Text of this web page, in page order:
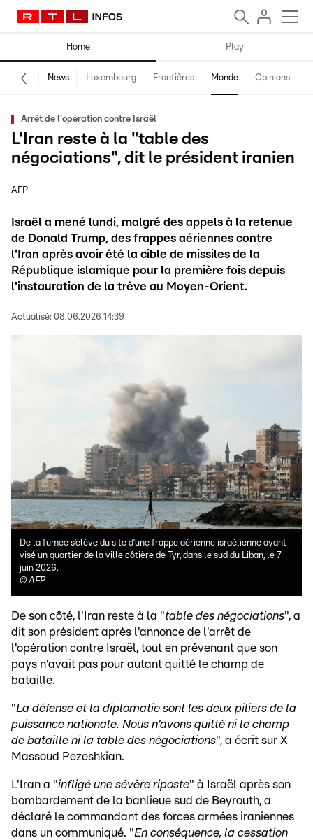
Home Play
News Luxembourg Frontières Monde Opinions
Arrêt de l'opération contre Israël
L'Iran reste à la "table des
négociations", dit le président iranien
AFP
Israël a mené lundi, malgré des appels à la retenue
de Donald Trump, des frappes aériennes contre
l'Iran après avoir été la cible de missiles de la
République islamique pour la première fois depuis
l'instauration de la trêve au Moyen-Orient.
Actualisé: 08.06.2026 14:39
De la fumée s’élève du site d’une frappe aérienne israélienne ayant
visé un quartier de la ville côtière de Tyr, dans le sud du Liban, le 7
juin 2026.
©AFP
De son côté, l'Iran reste à la "table des négociations", a
dit son président après l'annonce de l'arrêt de
l'opération contre Israël, tout en prévenant que son
pays n'avait pas pour autant quitté le champ de
bataille.
"La défense et la diplomatie sont les deux piliers de la
puissance nationale. Nous n'avons quitté ni le champ
de bataille ni la table des négociations", a écrit sur X
Massoud Pezeshkian.
L'Iran a "infligé une sévère riposte" à Israël après son
bombardement de la banlieue sud de Beyrouth, a
déclaré le commandant des forces armées iraniennes
dans un communiqué. "En conséquence, la cessation